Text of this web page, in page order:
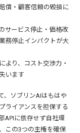
償・顧客信頼の毀損に
サービス停止・価格改
務停止インパクトが大
より、コスト交渉力・
います
、ソブリンAIはもはや
ライアンスを担保する
APIに依存せず自社環
この3つの主権を確保